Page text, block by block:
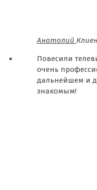
Анатолий
Повесили
очень
дальнейшем и
знакомым!